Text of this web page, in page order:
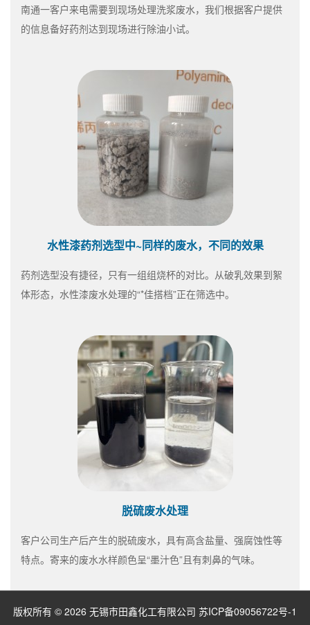
南通一客户来电需要到现场处理洗浆废水，我们根据客户提供
的信息备好药剂达到现场进行除油小试。
水性漆药剂选型中~同样的废水，不同的效果
药剂选型没有捷径，只有一组组烧杯的对比。从破乳效果到絮
体形态，水性漆废水处理的“*佳搭档”正在筛选中。
脱硫废水处理
客户公司生产后产生的脱硫废水，具有高含盐量、强腐蚀性等
特点。寄来的废水水样颜色呈“墨汁色”且有刺鼻的气味。
版权所有 © 2026 无锡市田鑫化工有限公司 苏ICP备09056722号-1